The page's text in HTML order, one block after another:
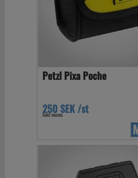
Petzl Pixa Poche
250 SEK /st
Inkl moms